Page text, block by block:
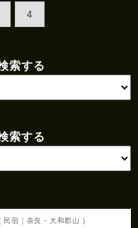
4
索する
索する
民宿｜奈良・大和郡山 )